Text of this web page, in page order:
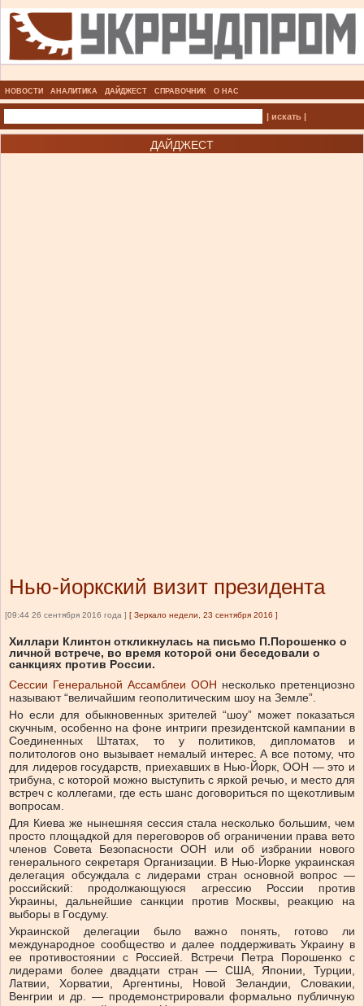
НОВОСТИ АНАЛИТИКА ДАЙДЖЕСТ СПРАВОЧНИК О НАС
| искать |
ДАЙДЖЕСТ
Нью-йоркский визит президента
[09:44 26 сентября 2016 года ] [ Зеркало недели, 23 сентября 2016 ]
Хиллари Клинтон откликнулась на письмо П.Порошенко о
личной встрече, во время которой они беседовали о
санкциях против России.
Сессии Генеральной Ассамблеи ООН несколько претенциозно
называют “величайшим геополитическим шоу на Земле”.
Но если для обыкновенных зрителей “шоу” может показаться
скучным, особенно на фоне интриги президентской кампании в
Соединенных Штатах, то у политиков, дипломатов и
политологов оно вызывает немалый интерес. А все потому, что
для лидеров государств, приехавших в Нью-Йорк, ООН — это и
трибуна, с которой можно выступить с яркой речью, и место для
встреч с коллегами, где есть шанс договориться по щекотливым
вопросам.
Для Киева же нынешняя сессия стала несколько большим, чем
просто площадкой для переговоров об ограничении права вето
членов Совета Безопасности ООН или об избрании нового
генерального секретаря Организации. В Нью-Йорке украинская
делегация обсуждала с лидерами стран основной вопрос —
российский: продолжающуюся агрессию России против
Украины, дальнейшие санкции против Москвы, реакцию на
выборы в Госдуму.
Украинской делегации было важно понять, готово ли
международное сообщество и далее поддерживать Украину в
ее противостоянии с Россией. Встречи Петра Порошенко с
лидерами более двадцати стран — США, Японии, Турции,
Латвии, Хорватии, Аргентины, Новой Зеландии, Словакии,
Венгрии и др. — продемонстрировали формально публичную